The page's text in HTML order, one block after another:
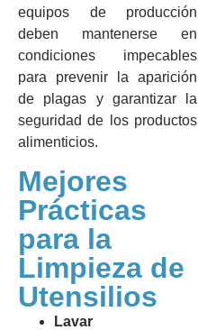
equipos de producción
deben mantenerse en
condiciones impecables
para prevenir la aparición
de plagas y garantizar la
seguridad de los productos
alimenticios.
Mejores
Prácticas
para la
Limpieza de
Utensilios
Lavar